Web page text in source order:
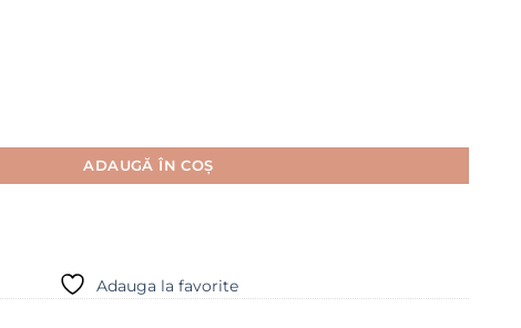
ADAUGĂ ÎN COȘ
Adauga la favorite